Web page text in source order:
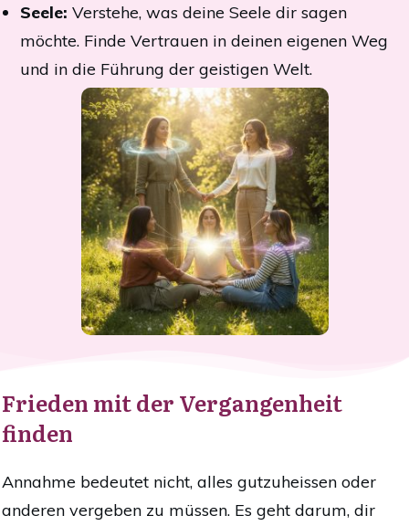
Seele: Verstehe, was deine Seele dir sagen
möchte. Finde Vertrauen in deinen eigenen Weg
und in die Führung der geistigen Welt.
Frieden mit der Vergangenheit
finden
Annahme bedeutet nicht, alles gutzuheissen oder
anderen vergeben zu müssen. Es geht darum, dir